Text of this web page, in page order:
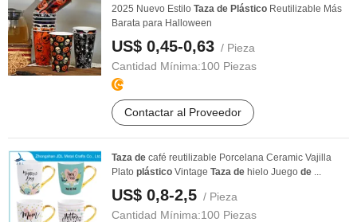
2025 Nuevo Estilo Taza de Plástico Reutilizable Más
Barata para Halloween
US$ 0,45-0,63 / Pieza
Cantidad Mínima:100 Piezas
Contactar al Proveedor
Taza de café reutilizable Porcelana Ceramic Vajilla
Plato plástico Vintage Taza de hielo Juego de ...
US$ 0,8-2,5 / Pieza
Cantidad Mínima:100 Piezas